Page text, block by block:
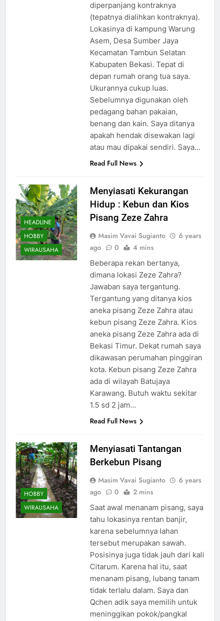
diperpanjang kontraknya
(tepatnya dialihkan kontraknya).
Lokasinya di kampung Warung
Asem, Desa Sumber Jaya
Kecamatan Tambun Selatan
Kabupaten Bekasi. Tepat di
depan rumah orang tua saya.
Ukurannya cukup luas.
Sebelumnya digunakan oleh
pedagang bahan pakaian,
benang dan kain. Saya ditanya
apakah hendak disewakan lagi
atau mau dipakai sendiri. Saya…
Read Full News
HEADLINE
HOBBY
WIRAUSAHA
Menyiasati Kekurangan
Hidup : Kebun dan Kios
Pisang Zeze Zahra
Masim Vavai Sugianto
6 years
ago
0 4 mins
Beberapa rekan bertanya,
dimana lokasi Zeze Zahra?
Jawaban saya tergantung.
Tergantung yang ditanya kios
aneka pisang Zeze Zahra atau
kebun pisang Zeze Zahra. Kios
aneka pisang Zeze Zahra ada di
Bekasi Timur. Dekat rumah saya
dikawasan perumahan pinggiran
kota. Kebun pisang Zeze Zahra
ada di wilayah Batujaya
Karawang. Butuh waktu sekitar
1.5 sd 2 jam…
Read Full News
HOBBY
WIRAUSAHA
Menyiasati Tantangan
Berkebun Pisang
Masim Vavai Sugianto
6 years
ago
0 2 mins
Saat awal menanam pisang, saya
tahu lokasinya rentan banjir,
karena sebelumnya lahan
tersebut merupakan sawah.
Posisinya juga tidak jauh dari kali
Citarum. Karena hal itu, saat
menanam pisang, lubang tanam
tidak terlalu dalam. Saya dan
Qchen adik saya memilih untuk
meninggikan pokok/pangkal